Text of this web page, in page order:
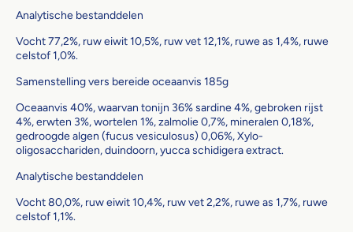
Analytische bestanddelen
Vocht 77,2%, ruw eiwit 10,5%, ruw vet 12,1%, ruwe as 1,4%, ruwe
celstof 1,0%.
Samenstelling vers bereide oceaanvis 185g
Oceaanvis 40%, waarvan tonijn 36% sardine 4%, gebroken rijst
4%, erwten 3%, wortelen 1%, zalmolie 0,7%, mineralen 0,18%,
gedroogde algen (fucus vesiculosus) 0,06%, Xylo-
oligosacchariden, duindoorn, yucca schidigera extract.
Analytische bestanddelen
Vocht 80,0%, ruw eiwit 10,4%, ruw vet 2,2%, ruwe as 1,7%, ruwe
celstof 1,1%.